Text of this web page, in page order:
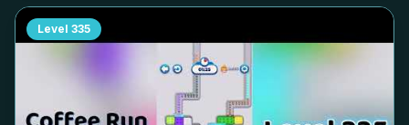
Level 335